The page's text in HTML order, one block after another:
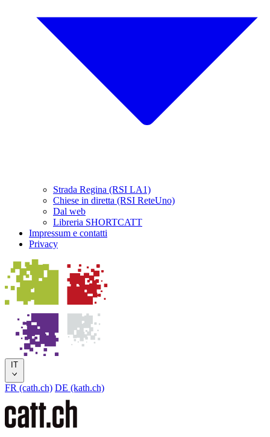
Strada Regina (RSI LA1)
Chiese in diretta (RSI ReteUno)
Dal web
Libreria SHORTCATT
Impressum e contatti
Privacy
IT
FR (cath.ch) DE (kath.ch)